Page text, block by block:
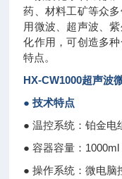
药、材料工矿等众
用微波、超声波、
化作用，可创造多
特点。
HX-CW1000超声波
● 技术特点
● 温控系统：铂金电
● 容器容量：1000ml
● 操作系统：微电脑